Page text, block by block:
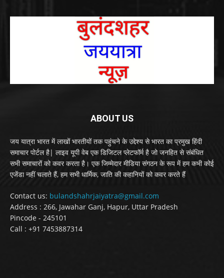
ABOUT US
जय यात्रा भारत में लाखों भारतीयों तक पहुंचने के उद्देश्य से भारत का प्रमुख हिंदी
समाचार पोर्टल है| लाइव यूपी वेब एक डिजिटल प्लेटफॉर्म है जो जनहित से संबंधित
सभी समाचारों को कवर करता है। एक जिम्मेदार मीडिया संगठन के रूप में हम कभी कोई
एजेंडा नहीं चलाते हैं, हम सभी धार्मिक, जाति की कहानियों को कवर करते हैं
Contact us: bulandshahrjaiyatra@gmail.com
Address : 266, Jawahar Ganj, Hapur, Uttar Pradesh
Pincode - 245101
Call : +91 7453887314